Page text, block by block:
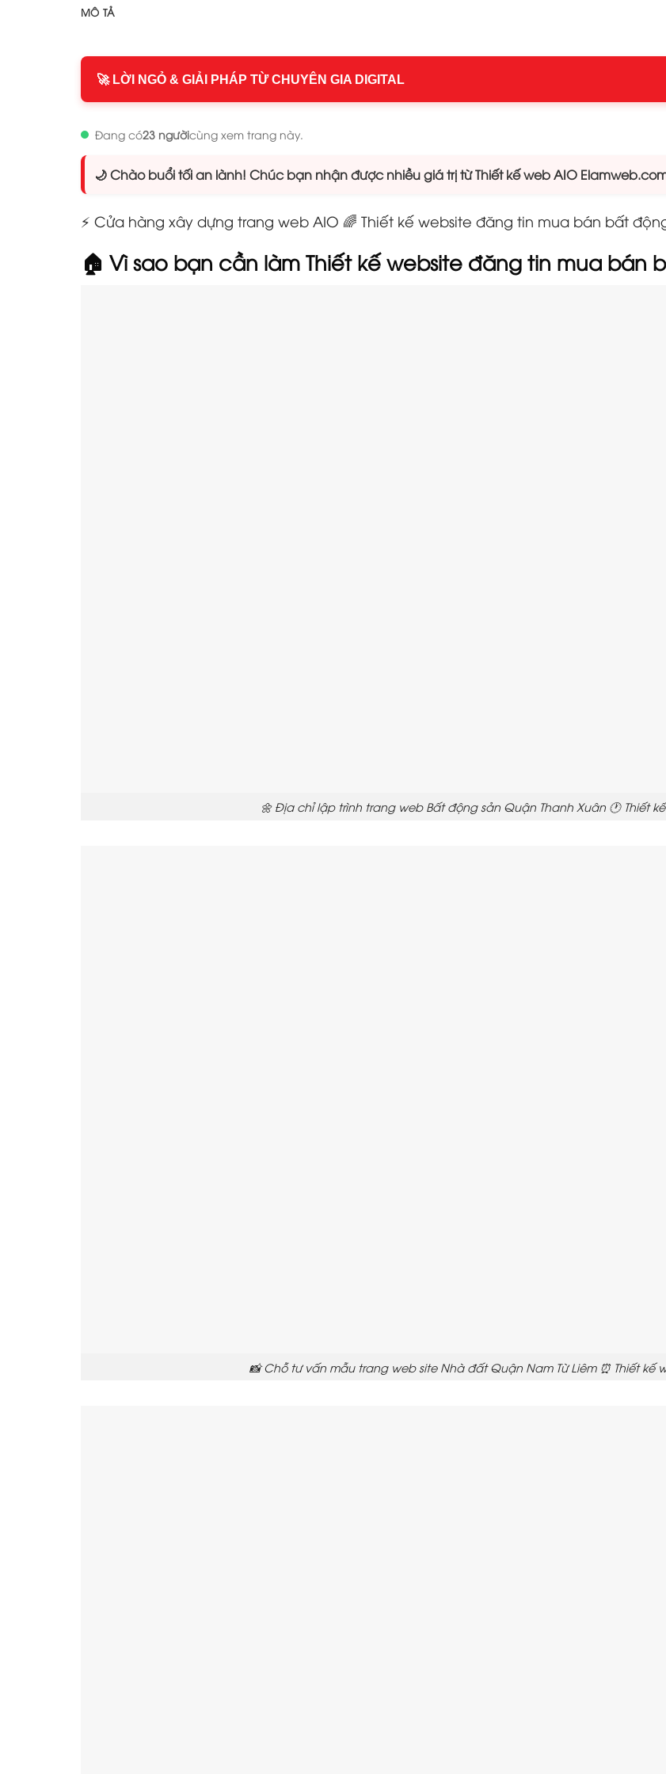
MÔ TẢ
🚀 LỜI NGỎ & GIẢI PHÁP TỪ CHUYÊN GIA DIGITAL
Đang có23 ngườicùng xem trang này.
🌙 Chào buổi tối an lành! Chúc bạn nhận được nhiều giá trị từ Thiết kế web AIO
⚡ Cửa hàng xây dựng trang web AIO 🌈 Thiết kế website đăng tin mua bán bất
🏠 Vì sao bạn cần làm Thiết kế website đăng tin mua bán
🌼 Địa chỉ lập trình trang web Bất động sản Quận Thanh Xuân 🕐 Thiết
📸 Chỗ tư vấn mẫu trang web site Nhà đất Quận Nam Từ Liêm ⏰ Thiết kế